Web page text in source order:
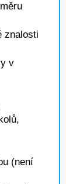
znalosti
v
(není